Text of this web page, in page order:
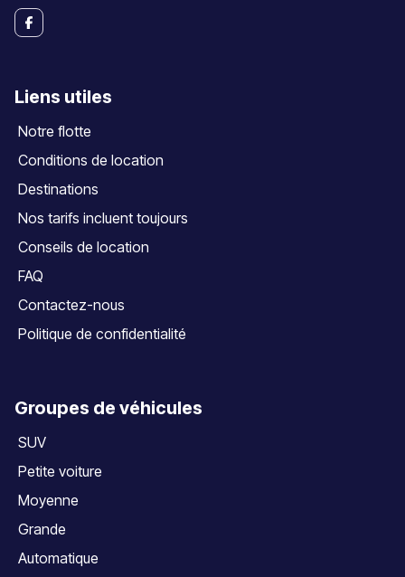
Liens utiles
Notre flotte
Conditions de location
Destinations
Nos tarifs incluent toujours
Conseils de location
FAQ
Contactez-nous
Politique de confidentialité
Groupes de véhicules
SUV
Petite voiture
Moyenne
Grande
Automatique